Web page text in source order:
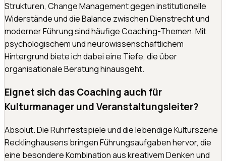
Strukturen, Change Management gegen institutionelle
Widerstände und die Balance zwischen Dienstrecht und
moderner Führung sind häufige Coaching-Themen. Mit
psychologischem und neurowissenschaftlichem
Hintergrund biete ich dabei eine Tiefe, die über
organisationale Beratung hinausgeht.
Eignet sich das Coaching auch für
Kulturmanager und Veranstaltungsleiter?
Absolut. Die Ruhrfestspiele und die lebendige Kulturszene
Recklinghausens bringen Führungsaufgaben hervor, die
eine besondere Kombination aus kreativem Denken und